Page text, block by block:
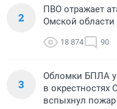
2
ПВО отражает
Омской области
18 874 90
3
Обломки БПЛА
в окрестностях
вспыхнул пожар